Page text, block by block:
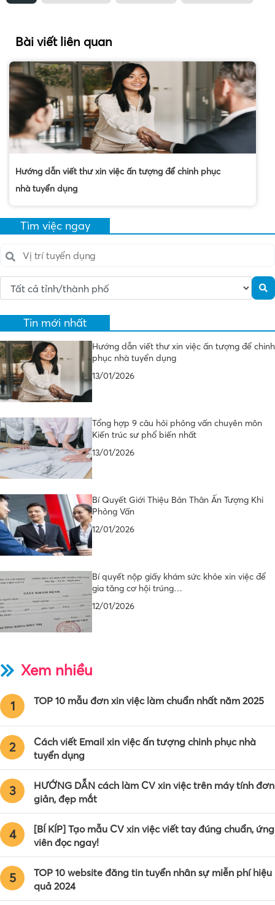
Bài viết liên quan
Hướng dẫn viết thư xin việc ấn tượng để chinh phục
nhà tuyển dụng
Tìm việc ngay
Tin mới nhất
Hướng dẫn viết thư xin việc ấn tượng để chinh
phục nhà tuyển dụng
13/01/2026
Tổng hợp 9 câu hỏi phỏng vấn chuyên môn
Kiến trúc sư phổ biến nhất
13/01/2026
Bí Quyết Giới Thiệu Bản Thân Ấn Tượng Khi
Phỏng Vấn
12/01/2026
Bí quyết nộp giấy khám sức khỏe xin việc để
gia tăng cơ hội trúng…
12/01/2026
Xem nhiều
1 TOP 10 mẫu đơn xin việc làm chuẩn nhất năm 2025
2
Cách viết Email xin việc ấn tượng chinh phục nhà
tuyển dụng
3
HƯỚNG DẪN cách làm CV xin việc trên máy tính đơn
giản, đẹp mắt
4
[BÍ KÍP] Tạo mẫu CV xin việc viết tay đúng chuẩn, ứng
viên đọc ngay!
5
TOP 10 website đăng tin tuyển nhân sự miễn phí hiệu
quả 2024